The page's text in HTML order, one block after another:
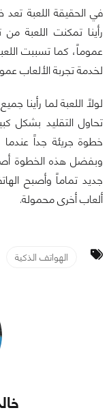
في الحقيقة اللعبة
رأينا تمكنت اللعبة
عموماً، كما تسببت
لخدمة تجربة الألعاب
لولاً اللعبة لما رأينا
خطوة جريئة جداً
وبفضل هذه الخطوة
جديد تماماً وأصبح
ألعاب أخرى محمولة.
الهواتف الذكية